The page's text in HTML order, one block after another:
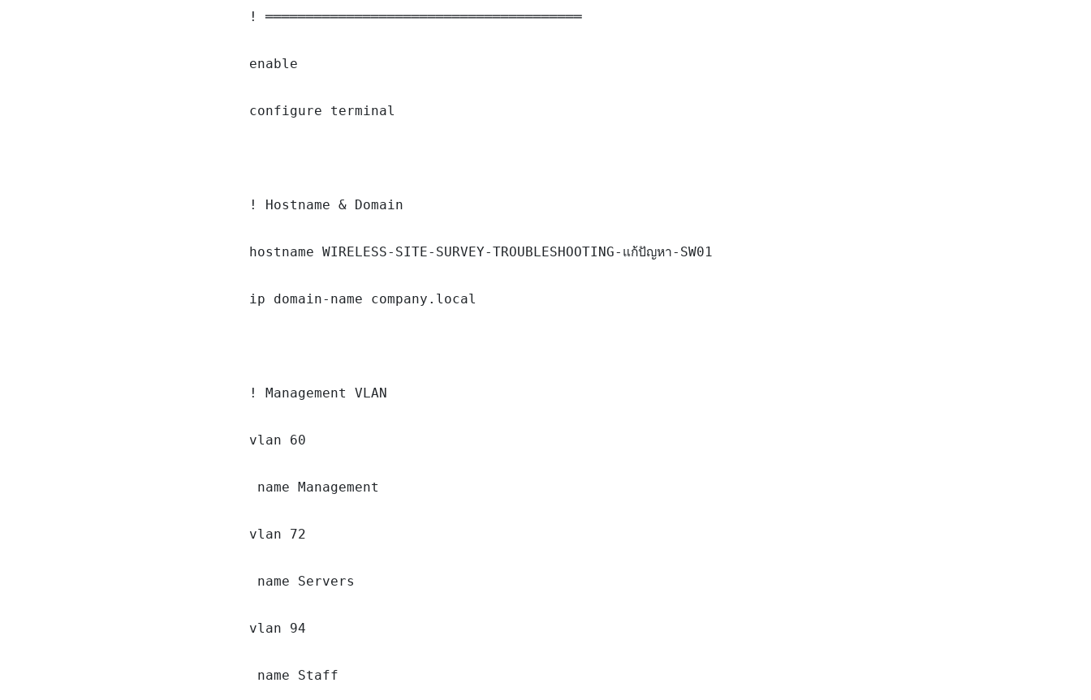
! ═══════════════════════════════════════
enable
configure terminal
! Hostname & Domain
hostname WIRELESS-SITE-SURVEY-TROUBLESHOOTING-แก้ปัญหา-SW01
ip domain-name company.local
! Management VLAN
vlan 60
name Management
vlan 72
name Servers
vlan 94
name Staff